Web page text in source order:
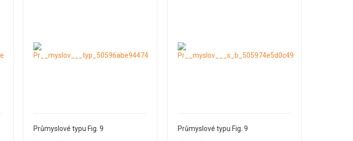
Průmyslové typu Fig. 9 Průmyslové typu Fig. 9